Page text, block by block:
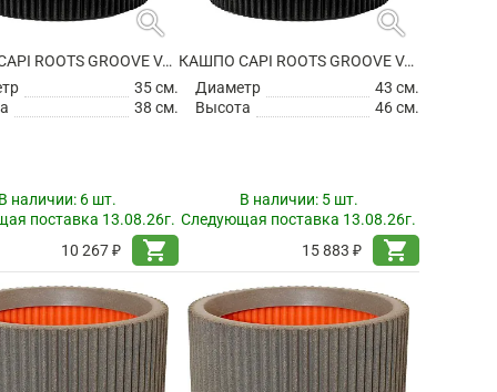
search
КАШПО CAPI ROOTS GROOVE VASE CYLINDER BLACK
35 см.
38 см.
наличии: 6 шт.
поставка 13.08.26г.
10 267 ₽
shopping_cart
search
КАШПО CAPI ROOTS GROOVE VASE CYLINDER BLACK
Диаметр
43 см.
Высота
46 см.
В наличии: 5 шт.
Следующая поставка 13.08.26г.
15 883 ₽
shopping_cart